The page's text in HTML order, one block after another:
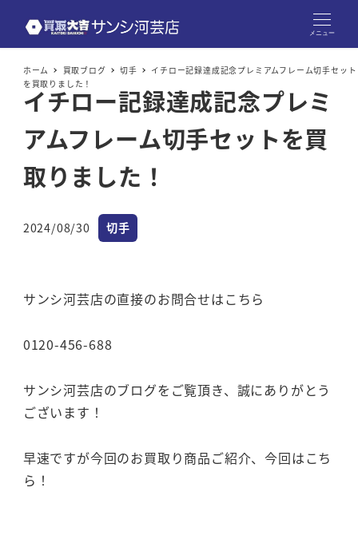
メニュー
ホーム 買取ブログ 切手
イチロー記録達成記念プレミアムフレーム切手セット
を買取りました！
イチロー記録達成記念プレミ
アムフレーム切手セットを買
取りました！
投稿日
2024/08/30 カテゴリー
切手
サンシ河芸店の直接のお問合せはこちら
0120-456-688
サンシ河芸店のブログをご覧頂き、誠にありがとう
ございます！
早速ですが今回のお買取り商品ご紹介、今回はこち
ら！